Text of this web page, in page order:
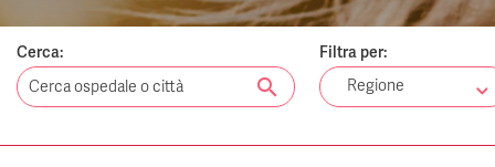
CHI SIAMO
Cerca:
search
Filtra per:
Regione